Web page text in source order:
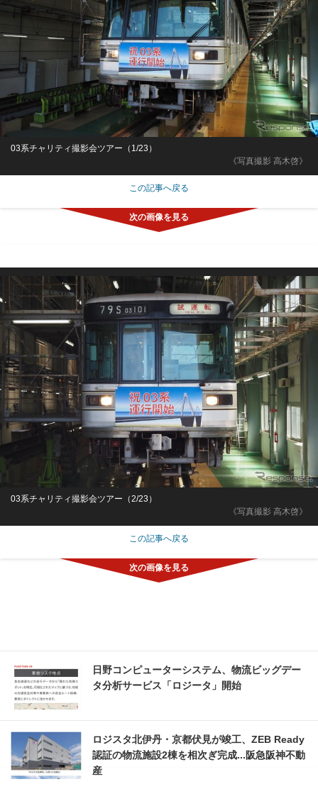
《写真撮影 高木啓》
03系チャリティ撮影会ツアー（1/23）
この記事へ戻る
《写真撮影 高木啓》
03系チャリティ撮影会ツアー（2/23）
この記事へ戻る
日野コンピューターシステム、物流ビッグデー
タ分析サービス「ロジータ」開始
ロジスタ北伊丹・京都伏見が竣工、ZEB Ready
認証の物流施設2棟を相次ぎ完成...阪急阪神不動
産